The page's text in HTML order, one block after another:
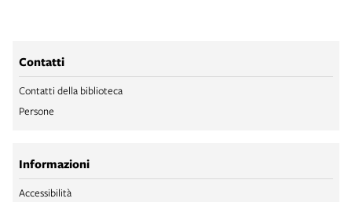
Contatti
Contatti della biblioteca
Persone
Informazioni
Accessibilità